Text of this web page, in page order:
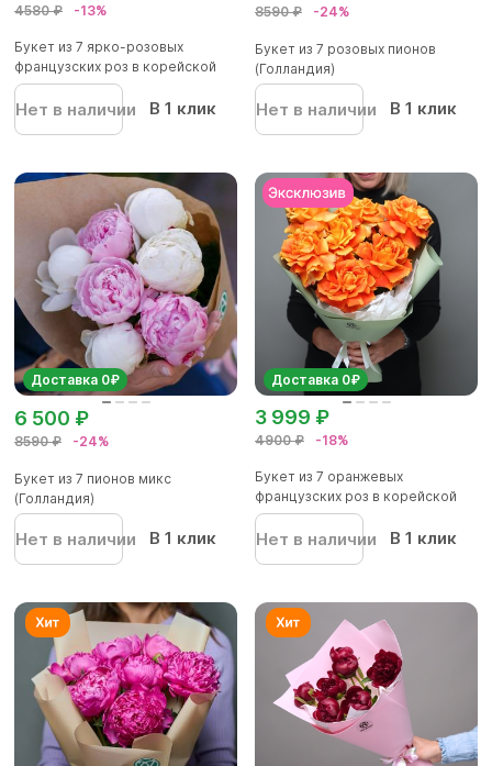
4580 ₽ -13%
Букет из 7 ярко-розовых
французских роз в корейской
упа...
Нет в наличии В 1 клик
8590 ₽ -24%
Букет из 7 розовых пионов
(Голландия)
Нет в наличии В 1 клик
Доставка 0₽
8590 ₽ -24%
6 500 ₽
Букет из 7 пионов микс
(Голландия)
Нет в наличии В 1 клик
Доставка 0₽
4900 ₽ -18%
3 999 ₽
Букет из 7 оранжевых
французских роз в корейской
упаков...
Нет в наличии В 1 клик